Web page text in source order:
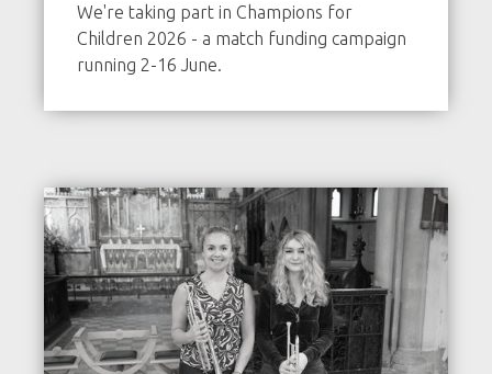
We're taking part in Champions for
Children 2026 - a match funding campaign
running 2-16 June.